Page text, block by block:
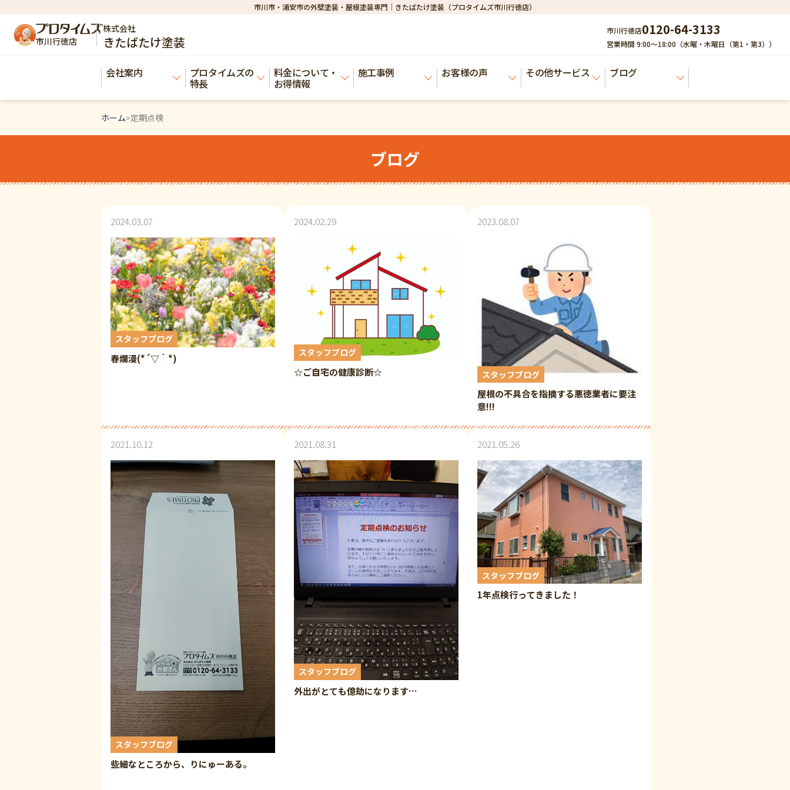
市川市・浦安市の外壁塗装・屋根塗装専門｜きたばたけ塗装（プロタイムズ市川行徳店）
市川行徳店
株式会社
きたばたけ塗装
市川行徳店0120-64-3133
営業時間 9:00～18:00（水曜・木曜日（第1・第3））
会社案内 プロタイムズの
特長
料金について・
お得情報
施工事例 お客様の声 その他サービス ブログ
ホーム>定期点検
ブログ
2024.03.07
スタッフブログ
春爛漫(*´▽｀*)
2024.02.29
スタッフブログ
☆ご自宅の健康診断☆
2023.08.07
スタッフブログ
屋根の不具合を指摘する悪徳業者に要注
意!!!
2021.10.12
スタッフブログ
些細なところから、りにゅーある。
2021.08.31
スタッフブログ
外出がとても億劫になります…
2021.05.26
スタッフブログ
1年点検行ってきました！